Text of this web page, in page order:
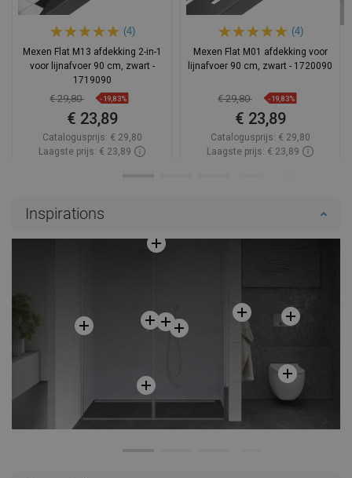
(4)
Mexen Flat M13 afdekking 2-in-1
voor lijnafvoer 90 cm, zwart -
1719090
€ 29,80 -19,83%
€ 23,89
Catalogusprijs: € 29,80
Laagste prijs: € 23,89
(4)
Mexen Flat M01 afdekking voor
lijnafvoer 90 cm, zwart - 1720090
€ 29,80 -19,83%
€ 23,89
Catalogusprijs: € 29,80
Laagste prijs: € 23,89
Inspirations